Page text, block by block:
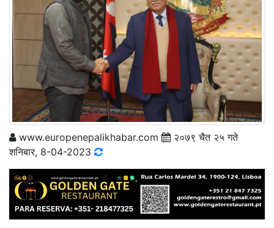
www.europenepalikhabar.com
२०७९ चैत २५ गते
शनिबार, 8-04-2023